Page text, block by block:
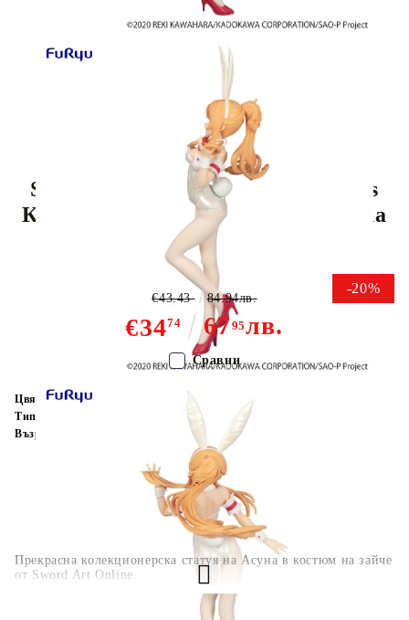
Tweet
Sword Art Online BiCute Bunnies
Колекционерска Фигурка - Asuna
White Pearl Color Ver.
-20%
€3474 6795лв.
€43.43 84.94лв.
Прекрасна колекционерска статуя на Асуна в костюм на зайче
от Sword Art Online.
Цвят:
Многоцветен
Тип:
Възраст:
Сравни